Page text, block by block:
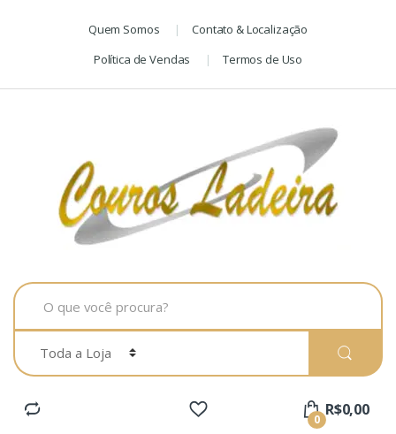
Quem Somos
Contato & Localização
Política de Vendas
Termos de Uso
Search
for:
0
R$0,00